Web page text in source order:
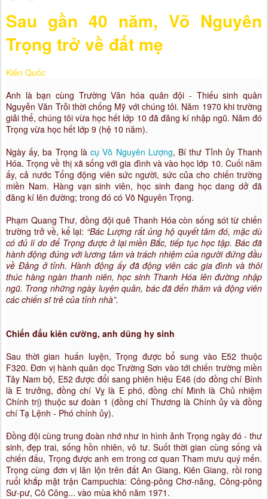
Sau gần 40 năm, Võ Nguyên
Trọng trở về đất mẹ
Kiến Quốc
Anh là bạn cùng Trường Văn hóa quân đội - Thiếu sinh quân
Nguyễn Văn Trỗi thời chống Mỹ với chúng tôi. Năm 1970 khi trường
giải thể, chúng tôi vừa học hết lớp 10 đã đăng kí nhập ngũ. Năm đó
Trọng vừa học hết lớp 9 (hệ 10 năm).
Ngày ấy, ba Trọng làcụ Võ Nguyên Lượng, Bí thư Tỉnh ủy Thanh
Hóa. Trọng về thị xã sống với gia đình và vào học lớp 10. Cuối năm
ấy, cả nước Tổng động viên sức người, sức của cho chiến trường
miền Nam. Hàng vạn sinh viên, học sinh đang học dang dở đã
đăng kí lên đường; trong đó có Võ Nguyên Trọng.
Phạm Quang Thư, đồng đội quê Thanh Hóa còn sống sót từ chiến
trường trở về, kể lại: “Bác Lượng rất ủng hộ quyết tâm đó, mặc dù
có đủ lí do để Trọng được ở lại miền Bắc, tiếp tục học tập. Bác đã
hành động đúng với lương tâm và trách nhiệm của người đứng đầu
về Đảng ở tỉnh. Hành động ấy đã động viên các gia đình và thôi
thúc hàng ngàn thanh niên, học sinh Thanh Hóa lên đường nhập
ngũ. Trong những ngày luyện quân, bác đã đến thăm và động viên
các chiến sĩ trẻ của tỉnh nhà”.
Chiến đấu kiên cường, anh dũng hy sinh
Sau thời gian huấn luyện, Trọng được bổ sung vào E52 thuộc
F320. Đơn vị hành quân dọc Trường Sơn vào tới chiến trường miền
Tây Nam bộ, E52 được đổi sang phiên hiệu E46 (do đồng chí Bính
là E trưởng, đồng chí Vỵ là E phó, đồng chí Minh là Chủ nhiệm
Chính trị) thuộc sư đoàn 1 (đồng chí Thương là Chính ủy và đồng
chí Tạ Lệnh - Phó chính ủy).
Đồng đội cùng trung đoàn nhớ như in hình ảnh Trọng ngày đó - thư
sinh, đẹp trai, sống hồn nhiên, vô tư. Suốt thời gian cùng sống và
chiến đấu, Trọng được anh em trong cơ quan Tham mưu quý mến.
Trọng cùng đơn vị lăn lộn trên đất An Giang, Kiên Giang, rồi rong
ruổi khắp mặt trận Campuchia: Công-pông Chơ-năng, Công-pông
Sư-pư, Cô Công... vào mùa khô năm 1971.